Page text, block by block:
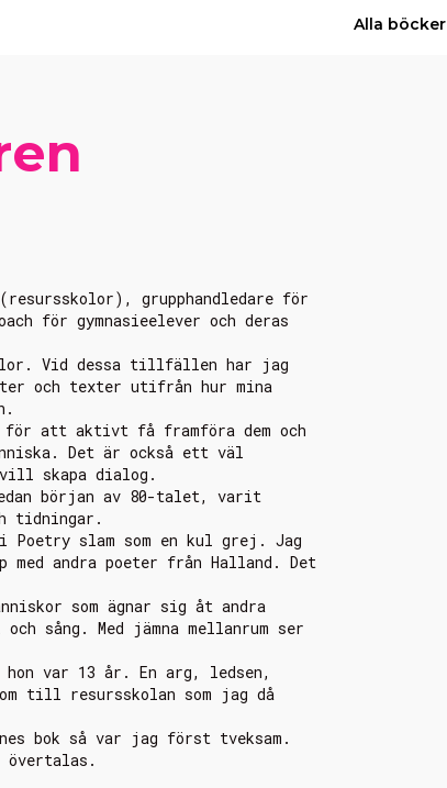
Alla böcker
grupphandledare för
för gymnasieelever och deras
Vid dessa tillfällen har jag
och texter utifrån hur mina
att aktivt få framföra dem och
Det är också ett väl
vill skapa dialog.
början av 80-talet, varit
tidningar.
slam som en kul grej. Jag
andra poeter från Halland. Det
som ägnar sig åt andra
sång. Med jämna mellanrum ser
var 13 år. En arg, ledsen,
till resursskolan som jag då
bok så var jag först tveksam.